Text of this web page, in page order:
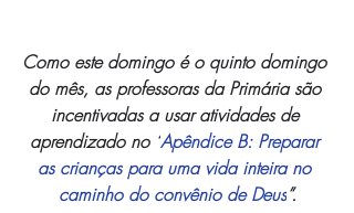
Como este domingo é o quinto domingo
do mês, as professoras da Primária são
incentivadas a usar atividades de
aprendizado no “Apêndice B: Preparar
as crianças para uma vida inteira no
caminho do convênio de Deus”.